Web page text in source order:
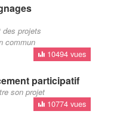
des projets
commun
10494 vues
participatif
son projet
10774 vues